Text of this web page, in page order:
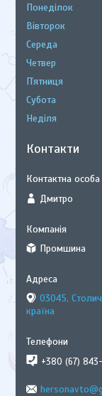
Понеділок
Вівторок
Середа
Четвер
Пʼятниця
Субота
Неділя
Контакти
Дмитро
Промшина
03045,
країна
+380 (67)